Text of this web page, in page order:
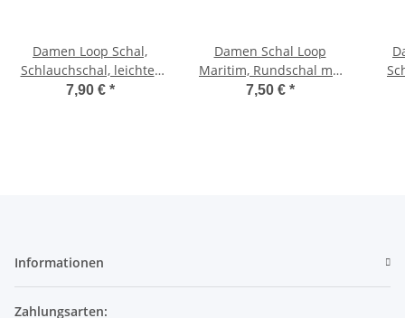
Damen Loop Schal,
Schlauchschal, leichter
Damen Halstuch,
7,90 € *
Damen Schal Loop
Maritim, Rundschal mit
Anker, dünner
7,50 € *
Informationen
Zahlungsarten: